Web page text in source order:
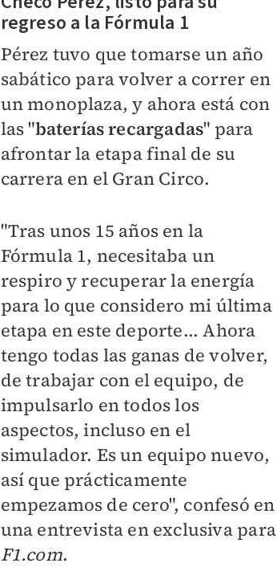
regreso a la Fórmula 1
Pérez tuvo que tomarse un año
sabático para volver a correr en
un monoplaza, y ahora está con
las "baterías recargadas" para
afrontar la etapa final de su
carrera en el Gran Circo.
"Tras unos 15 años en la
Fórmula 1, necesitaba un
respiro y recuperar la energía
para lo que considero mi última
etapa en este deporte... Ahora
tengo todas las ganas de volver,
de trabajar con el equipo, de
impulsarlo en todos los
aspectos, incluso en el
simulador. Es un equipo nuevo,
así que prácticamente
empezamos de cero", confesó en
una entrevista en exclusiva para
F1.com.